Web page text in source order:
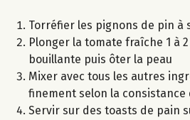
Torréfier les pignons de pin à
Plonger la tomate fraîche 1 à
bouillante puis ôter la peau
Mixer avec tous les autres
finement selon la
Servir sur des toasts de pain